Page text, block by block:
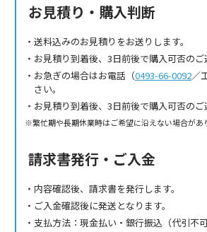
お見積り・購入判断
送料込みのお見積りをお送りします。
お見積り到着後、3日前後で購入可否のご
お急ぎの場合はお電話（0493-66-0092／
さい。
お見積り到着後、3日前後で購入可否のご
繁忙期や長期休業時はご希望に沿えない場合があ
請求書発行・ご入金
内容確認後、請求書を発行します。
ご入金確認後に発送となります。
支払方法：現金払い・銀行振込（代引不可